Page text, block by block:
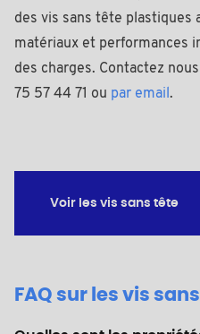
des vis sans tête plastiques
matériaux et performances
des charges. Contactez
75 57 44 71 ou par email .
Voir les vis sans tête
FAQ sur les vis